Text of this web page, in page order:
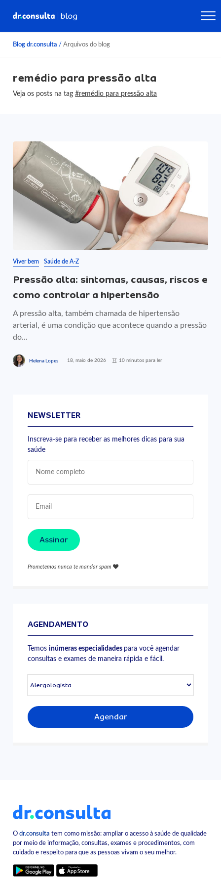
Blog dr.consulta / Arquivos do blog
remédio para pressão alta
Veja os posts na tag#remédio para pressão alta
Viver bem Saúde de A-Z
Pressão alta: sintomas, causas, riscos e
como controlar a hipertensão
A pressão alta, também chamada de hipertensão
arterial, é uma condição que acontece quando a pressão
do...
Helena Lopes 18, maio de 2026 10 minutos para ler
NEWSLETTER
Inscreva-se para receber as melhores dicas para sua
saúde
Assinar
Prometemos nunca te mandar spam
AGENDAMENTO
Temosinúmeras especialidades para você agendar
consultas e exames de maneira rápida e fácil.
Agendar
Odr.consulta tem como missão: ampliar o acesso à saúde de qualidade
por meio de informação, consultas, exames e procedimentos, com
cuidado e respeito para que as pessoas vivam o seu melhor.